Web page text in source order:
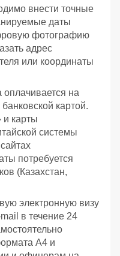
внести точные
даты
фотографию
адрес
или координаты
на
картой.
и карты
системы
потребуется
(Казахстан,
электронную визу
в течение 24
А4 и